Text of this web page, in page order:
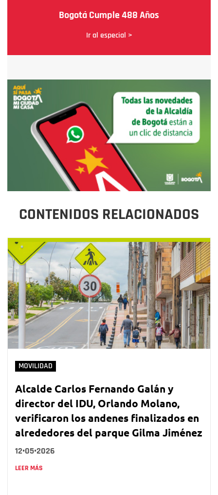
Bogotá Cumple 488 Años
Ir al especial >
CONTENIDOS RELACIONADOS
MOVILIDAD
Alcalde Carlos Fernando Galán y
director del IDU, Orlando Molano,
verificaron los andenes finalizados en
alrededores del parque Gilma Jiménez
12•05•2026
LEER MÁS